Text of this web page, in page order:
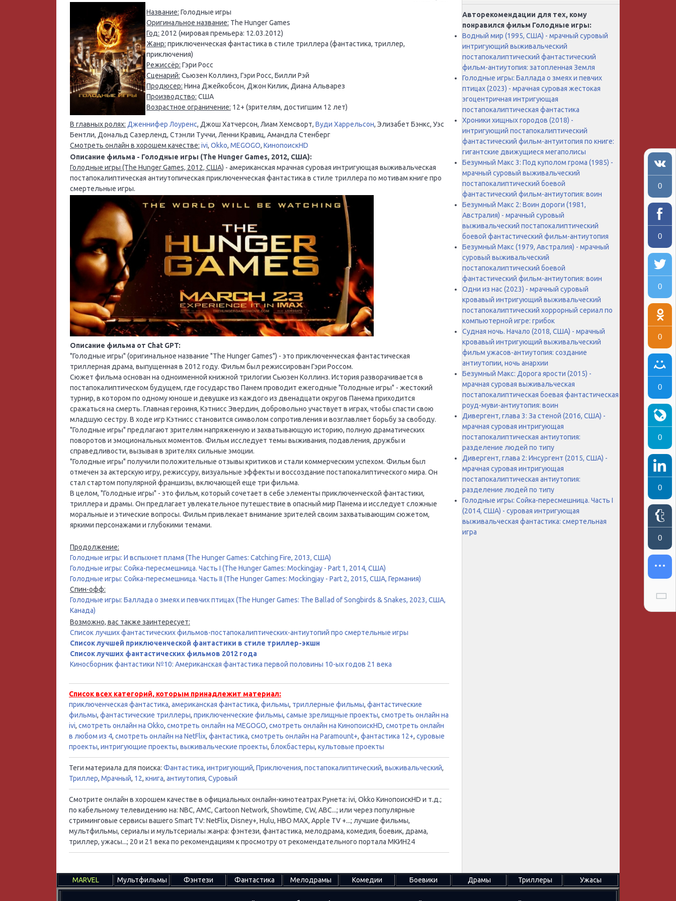
Название: Голодные игры
Оригинальное название: The Hunger Games
Год: 2012 (мировая премьера: 12.03.2012)
Жанр: приключенческая фантастика в стиле триллера (фантастика, триллер,
приключения)
Режиссёр: Гэри Росс
Сценарий: Сьюзен Коллинз, Гэри Росс, Билли Рэй
Продюсер: Нина Джейкобсон, Джон Килик, Диана Альварез
Производство: США
Возрастное ограничение: 12+ (зрителям, достигшим 12 лет)
В главных ролях: Дженнифер Лоуренс, Джош Хатчерсон, Лиам Хемсворт, Вуди Харрельсон, Элизабет Бэнкс, Уэс
Бентли, Дональд Сазерленд, Стэнли Туччи, Ленни Кравиц, Амандла Стенберг
Смотреть онлайн в хорошем качестве: ivi, Okko, MEGOGO, КинопоискHD
Описание фильма - Голодные игры (The Hunger Games, 2012, США):
Голодные игры (The Hunger Games, 2012, США) - американская мрачная суровая интригующая выживальческая
постапокалиптическая антиутопическая приключенческая фантастика в стиле триллера по мотивам книге про
смертельные игры.
Описание фильма от Chat GPT:
"Голодные игры" (оригинальное название "The Hunger Games") - это приключенческая фантастическая
триллерная драма, выпущенная в 2012 году. Фильм был режиссирован Гэри Россом.
Сюжет фильма основан на одноименной книжной трилогии Сьюзен Коллинз. История разворачивается в
постапокалиптическом будущем, где государство Панем проводит ежегодные "Голодные игры" - жестокий
турнир, в котором по одному юноше и девушке из каждого из двенадцати округов Панема приходится
сражаться на смерть. Главная героиня, Кэтнисс Эвердин, добровольно участвует в играх, чтобы спасти свою
младшую сестру. В ходе игр Кэтнисс становится символом сопротивления и возглавляет борьбу за свободу.
"Голодные игры" предлагают зрителям напряженную и захватывающую историю, полную драматических
поворотов и эмоциональных моментов. Фильм исследует темы выживания, подавления, дружбы и
справедливости, вызывая в зрителях сильные эмоции.
"Голодные игры" получили положительные отзывы критиков и стали коммерческим успехом. Фильм был
отмечен за актерскую игру, режиссуру, визуальные эффекты и воссоздание постапокалиптического мира. Он
стал стартом популярной франшизы, включающей еще три фильма.
В целом, "Голодные игры" - это фильм, который сочетает в себе элементы приключенческой фантастики,
триллера и драмы. Он предлагает увлекательное путешествие в опасный мир Панема и исследует сложные
моральные и этические вопросы. Фильм привлекает внимание зрителей своим захватывающим сюжетом,
яркими персонажами и глубокими темами.
Продолжение:
Голодные игры: И вспыхнет пламя (The Hunger Games: Catching Fire, 2013, США)
Голодные игры: Сойка-пересмешница. Часть I (The Hunger Games: Mockingjay - Part 1, 2014, США)
Голодные игры: Сойка-пересмешница. Часть II (The Hunger Games: Mockingjay - Part 2, 2015, США, Германия)
Спин-офф:
Голодные игры: Баллада о змеях и певчих птицах (The Hunger Games: The Ballad of Songbirds & Snakes, 2023, США,
Канада)
Возможно, вас также заинтересует:
Список лучших фантастических фильмов-постапокалиптических-антиутопий про смертельные игры
Список лучшей приключенческой фантастики в стиле триллер-экшн
Список лучших фантастических фильмов 2012 года
Киносборник фантастики №10: Американская фантастика первой половины 10-ых годов 21 века
Список всех категорий, которым принадлежит материал:
приключенческая фантастика, американская фантастика, фильмы, триллерные фильмы, фантастические
фильмы, фантастические триллеры, приключенческие фильмы, самые зрелищные проекты, смотреть онлайн на
ivi, смотреть онлайн на Okko, смотреть онлайн на MEGOGO, смотреть онлайн на КинопоискHD, смотреть онлайн
в любом из 4, смотреть онлайн на NetFlix, фантастика, смотреть онлайн на Paramount+, фантастика 12+, суровые
проекты, интригующие проекты, выживальческие проекты, блокбастеры, культовые проекты
Теги материала для поиска: Фантастика, интригующий, Приключения, постапокалиптический, выживальческий,
Триллер, Мрачный, 12, книга, антиутопия, Суровый
Смотрите онлайн в хорошем качестве в официальных онлайн-кинотеатрах Рунета: ivi, Okko КинопоискHD и т.д.;
по кабельному телевидению на: NBC, AMC, Cartoon Network, Showtime, CW, ABC...; или через популярные
стриминговые сервисы вашего Smart TV: NetFlix, Disney+, Hulu, HBO MAX, Apple TV +...; лучшие фильмы,
мультфильмы, сериалы и мультсериалы жанра: фэнтези, фантастика, мелодрама, комедия, боевик, драма,
триллер, ужасы...; 20 и 21 века по рекомендациям к просмотру от рекомендательного портала МКИН24
Авторекомендации для тех, кому
понравился фильм Голодные игры:
Водный мир (1995, США) - мрачный суровый
интригующий выживальческий
постапокалиптический фантастический
фильм-антиутопия: затопленная Земля
Голодные игры: Баллада о змеях и певчих
птицах (2023) - мрачная суровая жестокая
эгоцентричная интригующая
постапокалиптическая фантастика
Хроники хищных городов (2018) -
интригующий постапокалиптический
фантастический фильм-антуитопия по книге:
гигантские движущиеся мегаполисы
Безумный Макс 3: Под куполом грома (1985) -
мрачный суровый выживальческий
постапокалиптический боевой
фантастический фильм-антиутопия: воин
Безумный Макс 2: Воин дороги (1981,
Австралия) - мрачный суровый
выживальческий постапокалиптический
боевой фантастический фильм-антиутопия
Безумный Макс (1979, Австралия) - мрачный
суровый выживальческий
постапокалиптический боевой
фантастический фильм-антиутопия: воин
Одни из нас (2023) - мрачный суровый
кровавый интригующий выживальческий
постапокалиптический хоррорный сериал по
компьютерной игре: грибок
Судная ночь. Начало (2018, США) - мрачный
кровавый интригующий выживальческий
фильм ужасов-антиутопия: создание
антиутопии, ночь анархии
Безумный Макс: Дорога ярости (2015) -
мрачная суровая выживальческая
постапокалиптическая боевая фантастическая
роуд-муви-антиутопия: воин
Дивергент, глава 3: За стеной (2016, США) -
мрачная суровая интригующая
постапокалиптическая антиутопия:
разделение людей по типу
Дивергент, глава 2: Инсургент (2015, США) -
мрачная суровая интригующая
постапокалиптическая антиутопия:
разделение людей по типу
Голодные игры: Сойка-пересмешница. Часть I
(2014, США) - суровая интригующая
выживальческая фантастика: смертельная
игра
MARVEL Мультфильмы Фэнтези Фантастика Мелодрамы Комедии Боевики Драмы Триллеры Ужасы
0
0
0
0
0
0
0
0